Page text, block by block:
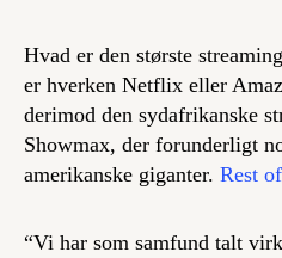
Hvad er den største
er hverken Netflix eller
derimod den sydafrikanske
Showmax, der forunderligt
amerikanske giganter. Rest
“Vi har som samfund talt